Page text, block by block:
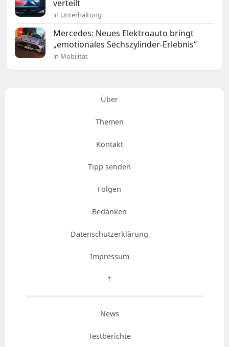
verteilt
in Unterhaltung
Mercedes: Neues Elektroauto bringt
„emotionales Sechszylinder-Erlebnis“
in Mobilität
Über
Themen
Kontakt
Tipp senden
Folgen
Bedanken
Datenschutzerklärung
Impressum
⇡
News
Testberichte